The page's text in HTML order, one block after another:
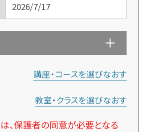
2026/7/17
講座・コースを選びなおす
教室・クラスを選びなおす
、保護者の同意が必要となる